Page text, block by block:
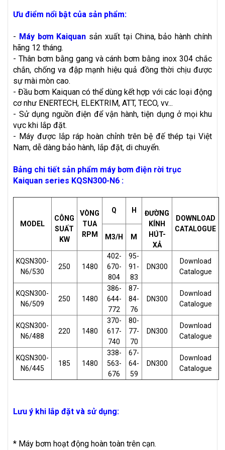
Ưu điểm nổi bật của sản phẩm:
- Máy bơm Kaiquan sản xuất tại China, bảo hành chính
hãng 12 tháng.
- Thân bơm bằng gang và cánh bơm bằng inox 304 chắc
chắn, chống va đập mạnh hiệu quả đồng thời chịu được
sự mài mòn cao.
- Đầu bơm Kaiquan có thể dùng kết hợp với các loại động
cơ như ENERTECH, ELEKTRIM, ATT, TECO, vv...
- Sử dụng nguồn điện để vận hành, tiện dụng ở mọi khu
vực khi lắp đặt.
- Máy được lắp ráp hoàn chỉnh trên bệ đế thép tại Việt
Nam, dễ dàng bảo hành, lắp đặt, di chuyển.
Bảng chi tiết sản phẩm máy bơm điện rời trục
Kaiquan series KQSN300-N6 :
MODEL
CÔNG
SUẤT
KW
VÒNG
TUA
RPM
Q H
ĐƯỜNG
KÍNH
HÚT-
XẢ
DOWNLOAD
CATALOGUE
M3/H
M
KQSN300-
N6/530
250 1480
402-
670-
804
95-
91-
83
DN300
Download
Catalogue
KQSN300-
N6/509
250 1480
386-
644-
772
87-
84-
76
DN300
Download
Catalogue
KQSN300-
N6/488
220 1480
370-
617-
740
80-
77-
70
DN300
Download
Catalogue
KQSN300-
N6/445
185 1480
338-
563-
676
67-
64-
59
DN300
Download
Catalogue
Lưu ý khi lắp đặt và sử dụng:
* Máy bơm hoạt động hoàn toàn trên cạn.